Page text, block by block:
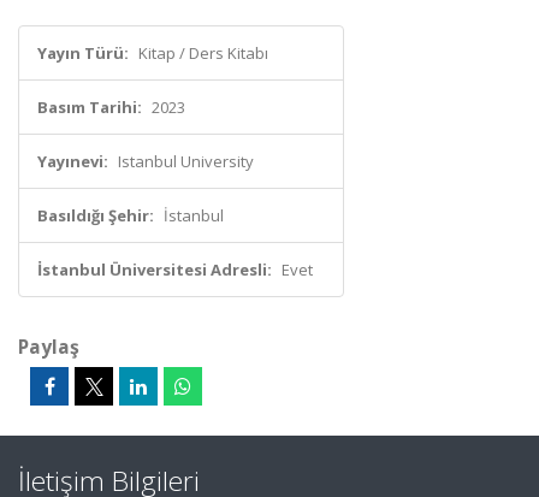
Yayın Türü: Kitap / Ders Kitabı
Basım Tarihi: 2023
Yayınevi: Istanbul University
Basıldığı Şehir: İstanbul
İstanbul Üniversitesi Adresli: Evet
Paylaş
İletişim Bilgileri